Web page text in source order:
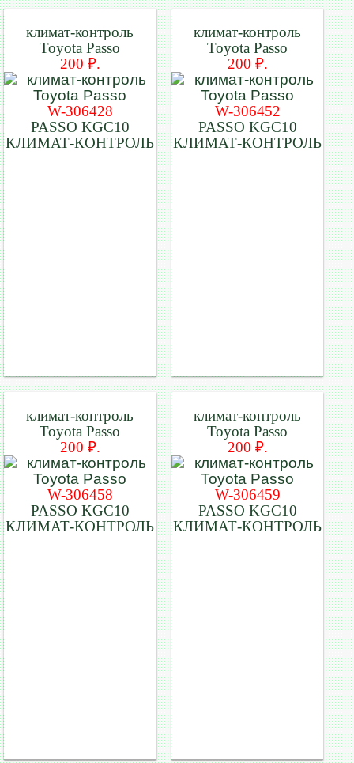
климат-контроль
Toyota Passo
200 ₽.
W-306428
PASSO KGC10
КЛИМАТ-КОНТРОЛЬ
климат-контроль
Toyota Passo
200 ₽.
W-306452
PASSO KGC10
КЛИМАТ-КОНТРОЛЬ
климат-контроль
Toyota Passo
200 ₽.
W-306458
PASSO KGC10
КЛИМАТ-КОНТРОЛЬ
климат-контроль
Toyota Passo
200 ₽.
W-306459
PASSO KGC10
КЛИМАТ-КОНТРОЛЬ